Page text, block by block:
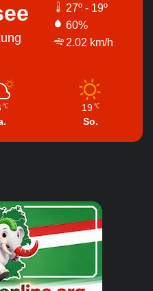
27º - 19º
60%
2.02 km/h
℃ 19 ℃
So.